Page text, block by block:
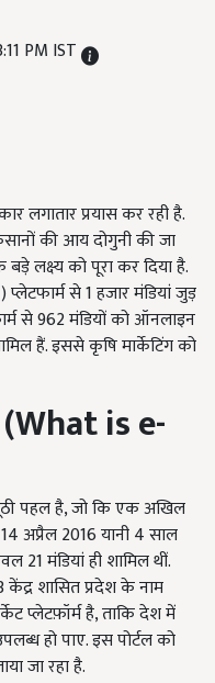
PM IST
लगातार प्रयास कर रही है.
की आय दोगुनी की जा
लक्ष्य को पूरा कर दिया है.
से 1 हजार मंडियां जुड़
से 962 मंडियों को ऑनलाइन
हैं. इससे कृषि मार्केटिंग को
What is e-
पहल है, जो कि एक अखिल
14 अप्रैल 2016 यानी 4 साल
मंडियां ही शामिल थीं.
शासित प्रदेश के नाम
प्लेटफ़ॉर्म है, ताकि देश में
हो पाए. इस पोर्टल को
जा रहा है.